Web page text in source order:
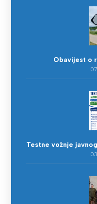
Obavijest o
Testne vožnje